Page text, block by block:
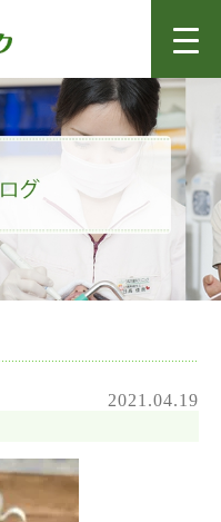
2021.04.19